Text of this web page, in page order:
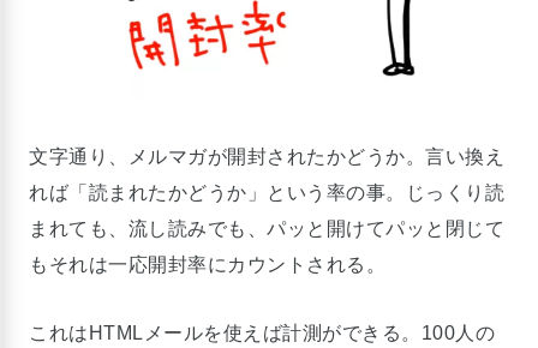
文字通り、メルマガが開封されたかどうか。言い換え
れば「読まれたかどうか」という率の事。じっくり読
まれても、流し読みでも、パッと開けてパッと閉じて
もそれは一応開封率にカウントされる。
これはHTMLメールを使えば計測ができる。100人の